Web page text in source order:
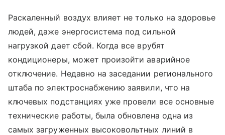
Раскаленный воздух влияет не только на здоровье
людей, даже энергосистема под сильной
нагрузкой дает сбой. Когда все врубят
кондиционеры, может произойти аварийное
отключение. Недавно на заседании регионального
штаба по электроснабжению заявили, что на
ключевых подстанциях уже провели все основные
технические работы, была обновлена одна из
самых загруженных высоковольтных линий в